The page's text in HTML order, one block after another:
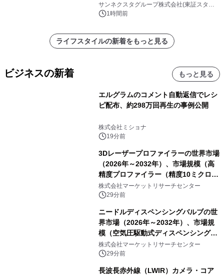
サンネクスタグループ株式会社(東証スタン
ダード上場 コード8945）
1時間前
ライフスタイルの新着をもっと見る
ビジネスの新着 もっと見る
エルグラムのコメント自動返信でレシ
ピ配布、約298万回再生の事例公開
株式会社ミショナ
19分前
3Dレーザープロファイラーの世界市場
（2026年～2032年）、市場規模（高
精度プロファイラー（精度10ミクロン
以下）、中精度プロファイラー（精度
10～50ミクロン）、標準精度プロファ
析レポートを発表
株式会社マーケットリサーチセンター
29分前
ニードルディスペンシングバルブの世
界市場（2026年～2032年）、市場規
模（空気圧駆動式ディスペンシングバ
ルブ、ピエゾ駆動式ディスペンシング
バルブ）・分析レポートを発表
株式会社マーケットリサーチセンター
29分前
長波長赤外線（LWIR）カメラ・コア